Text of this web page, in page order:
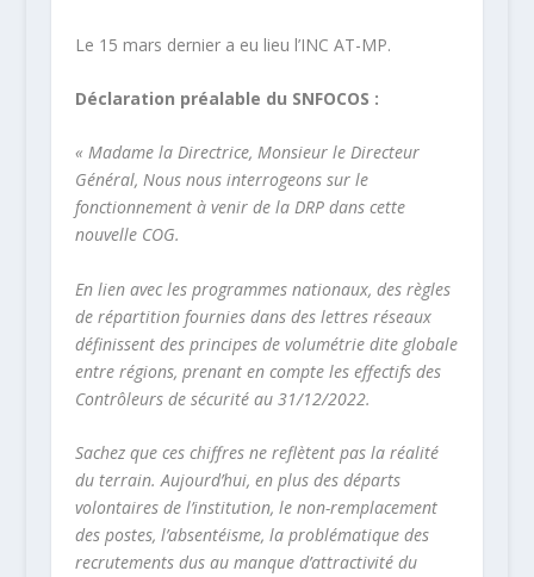
Le 15 mars dernier a eu lieu l’INC AT-MP.
Déclaration préalable du SNFOCOS :
« Madame la Directrice, Monsieur le Directeur
Général, Nous nous interrogeons sur le
fonctionnement à venir de la DRP dans cette
nouvelle COG.
En lien avec les programmes nationaux, des règles
de répartition fournies dans des lettres réseaux
définissent des principes de volumétrie dite globale
entre régions, prenant en compte les effectifs des
Contrôleurs de sécurité au 31/12/2022.
Sachez que ces chiffres ne reflètent pas la réalité
du terrain. Aujourd’hui, en plus des départs
volontaires de l’institution, le non-remplacement
des postes, l’absentéisme, la problématique des
recrutements dus au manque d’attractivité du